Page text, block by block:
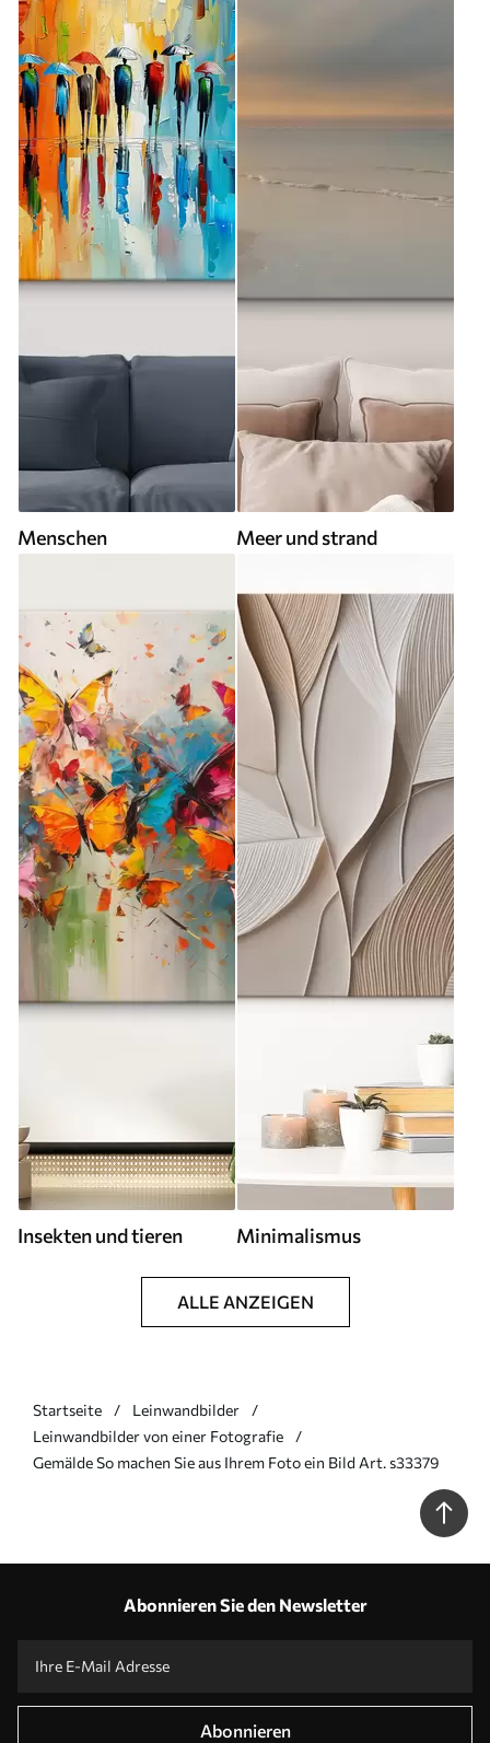
Menschen Meer und strand
Insekten und tieren Minimalismus
ALLE ANZEIGEN
Startseite
Leinwandbilder
Leinwandbilder von einer Fotografie
Gemälde So machen Sie aus Ihrem Foto ein Bild Art. s33379
Abonnieren Sie den Newsletter
Abonnieren